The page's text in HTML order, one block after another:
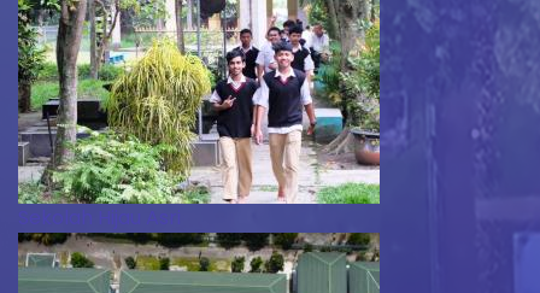
Sekolah Hijau Asri